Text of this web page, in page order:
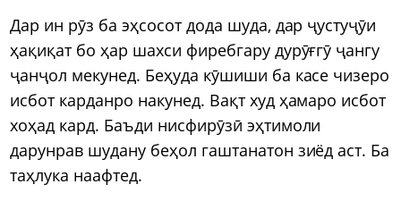
Дар ин рӯз ба эҳсосот дода шуда, дар ҷустуҷӯи
ҳақиқат бо ҳар шахси фиребгару дурӯғгӯ ҷангу
ҷанҷол мекунед. Беҳуда кӯшиши ба касе чизеро
исбот карданро накунед. Вақт худ ҳамаро исбот
хоҳад кард. Баъди нисфирӯзӣ эҳтимоли
дарунрав шудану беҳол гаштанатон зиёд аст. Ба
таҳлука наафтед.